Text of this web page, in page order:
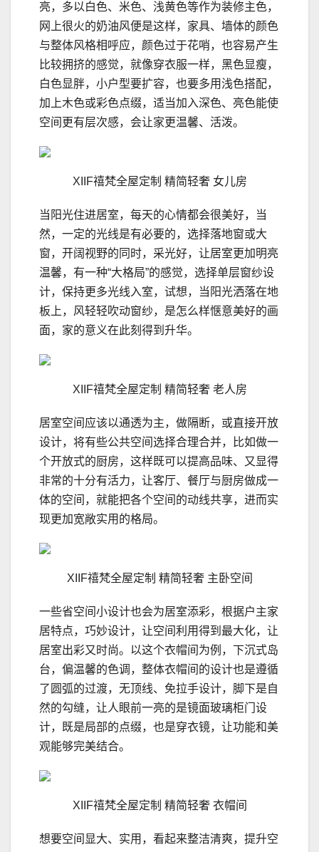
亮，多以白色、米色、浅黄色等作为装修主色，
网上很火的奶油风便是这样，家具、墙体的颜色
与整体风格相呼应，颜色过于花哨，也容易产生
比较拥挤的感觉，就像穿衣服一样，黑色显瘦，
白色显胖，小户型要扩容，也要多用浅色搭配，
加上木色或彩色点缀，适当加入深色、亮色能使
空间更有层次感，会让家更温馨、活泼。
XIIF禧梵全屋定制 精简轻奢 女儿房
当阳光住进居室，每天的心情都会很美好，当
然，一定的光线是有必要的，选择落地窗或大
窗，开阔视野的同时，采光好，让居室更加明亮
温馨，有一种“大格局”的感觉，选择单层窗纱设
计，保持更多光线入室，试想，当阳光洒落在地
板上，风轻轻吹动窗纱，是怎么样惬意美好的画
面，家的意义在此刻得到升华。
XIIF禧梵全屋定制 精简轻奢 老人房
居室空间应该以通透为主，做隔断，或直接开放
设计，将有些公共空间选择合理合并，比如做一
个开放式的厨房，这样既可以提高品味、又显得
非常的十分有活力，让客厅、餐厅与厨房做成一
体的空间，就能把各个空间的动线共享，进而实
现更加宽敞实用的格局。
XIIF禧梵全屋定制 精简轻奢 主卧空间
一些省空间小设计也会为居室添彩，根据户主家
居特点，巧妙设计，让空间利用得到最大化，让
居室出彩又时尚。以这个衣帽间为例，下沉式岛
台，偏温馨的色调，整体衣帽间的设计也是遵循
了圆弧的过渡，无顶线、免拉手设计，脚下是自
然的勾缝，让人眼前一亮的是镜面玻璃柜门设
计，既是局部的点缀，也是穿衣镜，让功能和美
观能够完美结合。
XIIF禧梵全屋定制 精简轻奢 衣帽间
想要空间显大、实用，看起来整洁清爽，提升空